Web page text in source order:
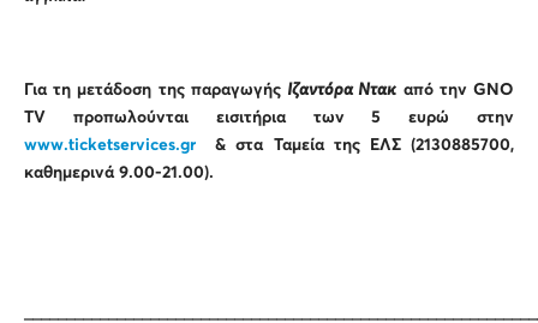
Για τη μετάδοση της παραγωγής Ιζαντόρα Ντακ από τηνGNO
TV προπωλούνται εισιτήρια των 5 ευρώ στην
www.ticketservices.gr
& στα Ταμεία της ΕΛΣ (2130885700,
καθημερινά 9.00-21.00).